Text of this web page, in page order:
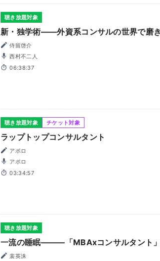
聴き放題対象
新・独学術――外資系コンサルの世界で磨
侍留啓介
西村不二人
06:38:37
聴き放題対象 チケット対象
ラップトップコンサルタント
アポロ
アポロ
03:34:57
聴き放題対象
一流の睡眠―――「MBAxコンサルタント
裴英洙